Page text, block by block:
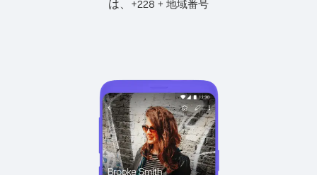
は、 +228 + 地域番号